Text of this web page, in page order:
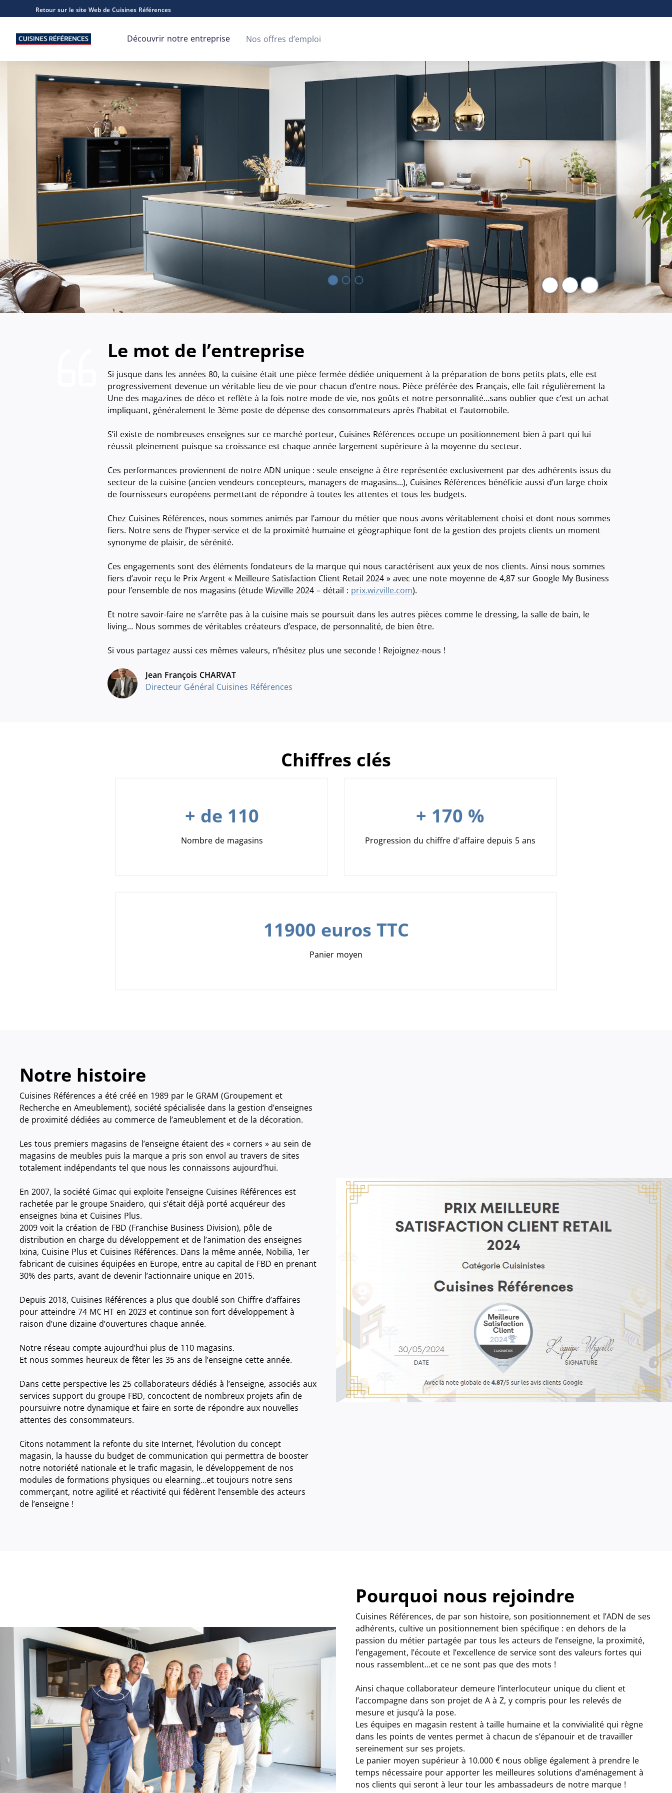
Retour sur le site Web de Cuisines Références
Découvrir notre entreprise Nos offres d’emploi
Pause
Le mot de l’entreprise
Si jusque dans les années 80, la cuisine était une pièce fermée dédiée uniquement à la préparation de bons petits plats, elle est
progressivement devenue un véritable lieu de vie pour chacun d’entre nous. Pièce préférée des Français, elle fait régulièrement la
Une des magazines de déco et reflète à la fois notre mode de vie, nos goûts et notre personnalité…sans oublier que c’est un achat
impliquant, généralement le 3ème poste de dépense des consommateurs après l’habitat et l’automobile.
S’il existe de nombreuses enseignes sur ce marché porteur, Cuisines Références occupe un positionnement bien à part qui lui
réussit pleinement puisque sa croissance est chaque année largement supérieure à la moyenne du secteur.
Ces performances proviennent de notre ADN unique : seule enseigne à être représentée exclusivement par des adhérents issus du
secteur de la cuisine (ancien vendeurs concepteurs, managers de magasins…), Cuisines Références bénéficie aussi d’un large choix
de fournisseurs européens permettant de répondre à toutes les attentes et tous les budgets.
Chez Cuisines Références, nous sommes animés par l’amour du métier que nous avons véritablement choisi et dont nous sommes
fiers. Notre sens de l’hyper-service et de la proximité humaine et géographique font de la gestion des projets clients un moment
synonyme de plaisir, de sérénité.
Ces engagements sont des éléments fondateurs de la marque qui nous caractérisent aux yeux de nos clients. Ainsi nous sommes
fiers d’avoir reçu le Prix Argent « Meilleure Satisfaction Client Retail 2024 » avec une note moyenne de 4,87 sur Google My Business
pour l’ensemble de nos magasins (étude Wizville 2024 – détail : prix.wizville.com).
Et notre savoir-faire ne s’arrête pas à la cuisine mais se poursuit dans les autres pièces comme le dressing, la salle de bain, le
living… Nous sommes de véritables créateurs d’espace, de personnalité, de bien être.
Si vous partagez aussi ces mêmes valeurs, n’hésitez plus une seconde ! Rejoignez-nous !
Jean François CHARVAT
Directeur Général Cuisines Références
Chiffres clés
+ de 110
Nombre de magasins
+ 170 %
Progression du chiffre d'affaire depuis 5 ans
11900 euros TTC
Panier moyen
Notre histoire
Cuisines Références a été créé en 1989 par le GRAM (Groupement et
Recherche en Ameublement), société spécialisée dans la gestion d’enseignes
de proximité dédiées au commerce de l’ameublement et de la décoration.
Les tous premiers magasins de l’enseigne étaient des « corners » au sein de
magasins de meubles puis la marque a pris son envol au travers de sites
totalement indépendants tel que nous les connaissons aujourd’hui.
En 2007, la société Gimac qui exploite l’enseigne Cuisines Références est
rachetée par le groupe Snaidero, qui s’était déjà porté acquéreur des
enseignes Ixina et Cuisines Plus.
2009 voit la création de FBD (Franchise Business Division), pôle de
distribution en charge du développement et de l’animation des enseignes
Ixina, Cuisine Plus et Cuisines Références. Dans la même année, Nobilia, 1er
fabricant de cuisines équipées en Europe, entre au capital de FBD en prenant
30% des parts, avant de devenir l’actionnaire unique en 2015.
Depuis 2018, Cuisines Références a plus que doublé son Chiffre d’affaires
pour atteindre 74 M€ HT en 2023 et continue son fort développement à
raison d’une dizaine d’ouvertures chaque année.
Notre réseau compte aujourd’hui plus de 110 magasins.
Et nous sommes heureux de fêter les 35 ans de l’enseigne cette année.
Dans cette perspective les 25 collaborateurs dédiés à l’enseigne, associés aux
services support du groupe FBD, concoctent de nombreux projets afin de
poursuivre notre dynamique et faire en sorte de répondre aux nouvelles
attentes des consommateurs.
Citons notamment la refonte du site Internet, l’évolution du concept
magasin, la hausse du budget de communication qui permettra de booster
notre notoriété nationale et le trafic magasin, le développement de nos
modules de formations physiques ou elearning…et toujours notre sens
commerçant, notre agilité et réactivité qui fédèrent l’ensemble des acteurs
de l’enseigne !
Pourquoi nous rejoindre
Cuisines Références, de par son histoire, son positionnement et l’ADN de ses
adhérents, cultive un positionnement bien spécifique : en dehors de la
passion du métier partagée par tous les acteurs de l’enseigne, la proximité,
l’engagement, l’écoute et l’excellence de service sont des valeurs fortes qui
nous rassemblent…et ce ne sont pas que des mots !
Ainsi chaque collaborateur demeure l’interlocuteur unique du client et
l’accompagne dans son projet de A à Z, y compris pour les relevés de
mesure et jusqu’à la pose.
Les équipes en magasin restent à taille humaine et la convivialité qui règne
dans les points de ventes permet à chacun de s’épanouir et de travailler
sereinement sur ses projets.
Le panier moyen supérieur à 10.000 € nous oblige également à prendre le
temps nécessaire pour apporter les meilleures solutions d’aménagement à
nos clients qui seront à leur tour les ambassadeurs de notre marque !